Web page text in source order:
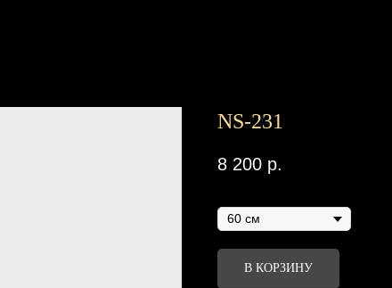
NS-231
8 200 р.
В КОРЗИНУ